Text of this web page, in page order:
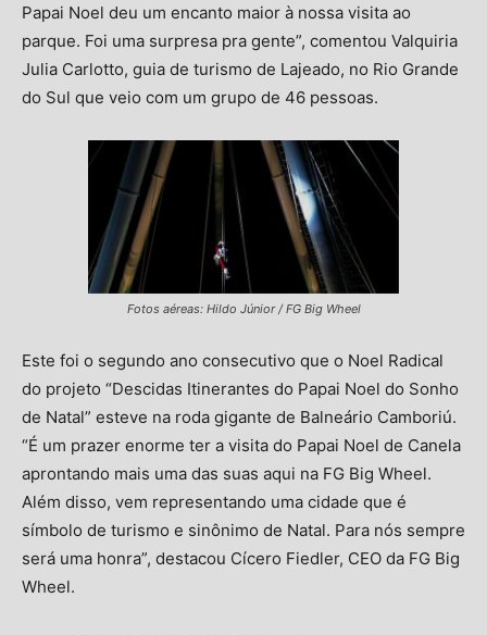
Papai Noel deu um encanto maior à nossa visita ao
parque. Foi uma surpresa pra gente”, comentou Valquiria
Julia Carlotto, guia de turismo de Lajeado, no Rio Grande
do Sul que veio com um grupo de 46 pessoas.
Fotos aéreas: Hildo Júnior / FG Big Wheel
Este foi o segundo ano consecutivo que o Noel Radical
do projeto “Descidas Itinerantes do Papai Noel do Sonho
de Natal” esteve na roda gigante de Balneário Camboriú.
“É um prazer enorme ter a visita do Papai Noel de Canela
aprontando mais uma das suas aqui na FG Big Wheel.
Além disso, vem representando uma cidade que é
símbolo de turismo e sinônimo de Natal. Para nós sempre
será uma honra”, destacou Cícero Fiedler, CEO da FG Big
Wheel.